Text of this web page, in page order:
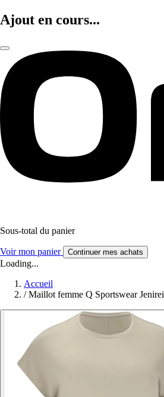
Ajout en cours...
Sous-total du panier
Voir mon panier Continuer mes achats
Loading...
Accueil
/ Maillot femme Q Sportswear Jenirei